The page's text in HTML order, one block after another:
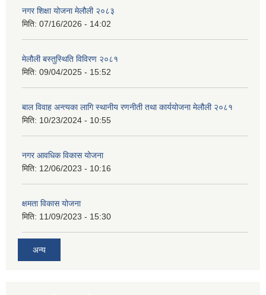
नगर शिक्षा योजना मेलौली २०८३
मिति: 07/16/2026 - 14:02
मेलौली बस्तुस्थिति विविरण २०८१
मिति: 09/04/2025 - 15:52
बाल विवाह अन्त्यका लागि स्थानीय रणनीती तथा कार्ययोजना मेलौली २०८१
मिति: 10/23/2024 - 10:55
नगर आवधिक विकास योजना
मिति: 12/06/2023 - 10:16
क्षमता विकास योजना
मिति: 11/09/2023 - 15:30
अन्य